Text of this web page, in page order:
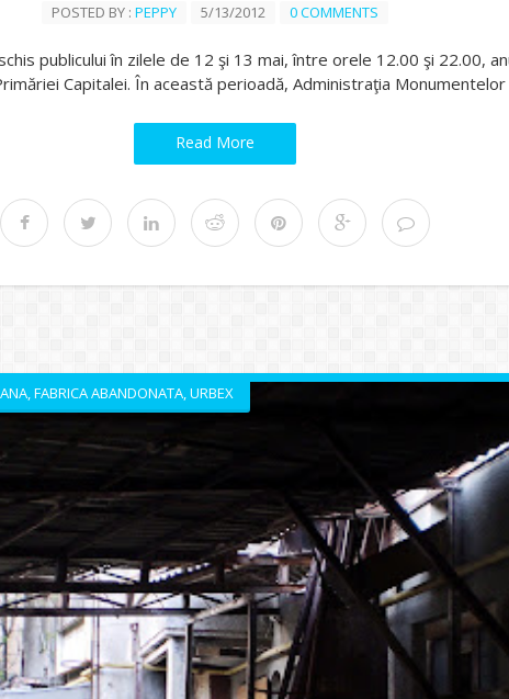
POSTED BY : PEPPY 5/13/2012 0 COMMENTS
publicului în zilele de 12 şi 13 mai, între orele 12.00 şi 22.00,
Capitalei. În această perioadă, Administraţia Monumentelor
Read More
,FABRICA ABANDONATA,URBEX